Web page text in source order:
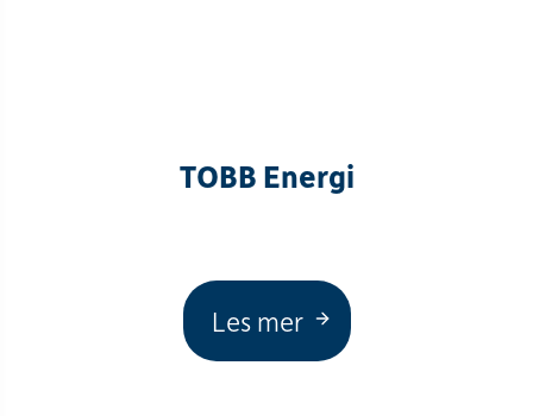
TOBB Energi
Les mer